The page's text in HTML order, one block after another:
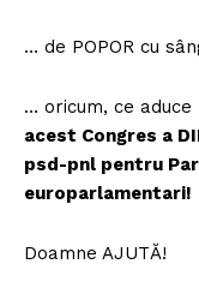
… de POPOR cu
… oricum, ce
acest Congres a
psd-pnl pentru
europarlamentari!
Doamne AJUTĂ!